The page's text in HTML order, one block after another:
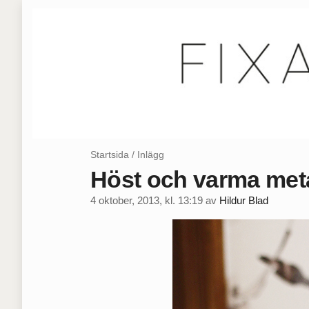
Startsida / Inlägg
Höst och varma
4 oktober, 2013, kl. 13:19 av Hildur Blad